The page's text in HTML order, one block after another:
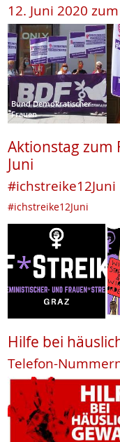
12. Juni 2020
Bund Demokratischer
Frauen
Aktionstag zum
Juni
#ichstreike12Juni
#ichstreike12Juni
Hilfe bei
Telefon-